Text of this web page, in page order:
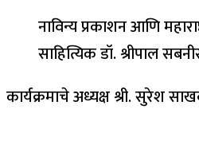
नाविन्य प्रकाशन आणि
साहित्यिक डॉ. श्रीपाल
कार्यक्रमाचे अध्यक्ष श्री. सुरेश